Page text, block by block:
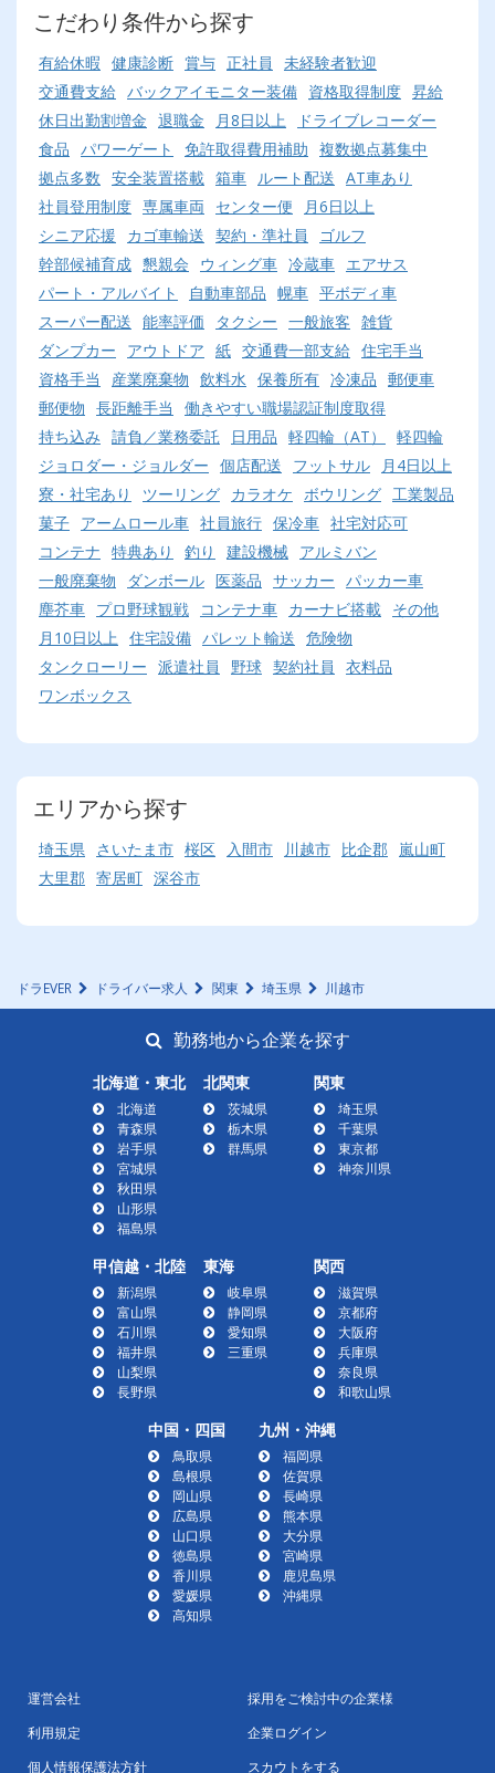
こだわり条件から探す
有給休暇 健康診断 賞与 正社員
未経験者歓迎
交通費支給 バックアイモニター装備 資格取得制度 昇給
休日出勤割増金 退職金 月8日以上
ドライブレコーダー
食品 パワーゲート 免許取得費用補助 複数拠点募集中
拠点多数 安全装置搭載 箱車 ルート配送 AT車あり
社員登用制度 専属車両 センター便
月6日以上
シニア応援
カゴ車輸送 契約・準社員
ゴルフ
幹部候補育成 懇親会 ウィング車 冷蔵車 エアサス
パート・アルバイト
自動車部品 幌車 平ボディ車
スーパー配送 能率評価 タクシー 一般旅客 雑貨
ダンプカー
アウトドア 紙 交通費一部支給 住宅手当
資格手当
産業廃棄物 飲料水 保養所有 冷凍品 郵便車
郵便物 長距離手当
働きやすい職場認証制度取得
持ち込み 請負／業務委託 日用品 軽四輪（AT）
軽四輪
ジョロダー・ジョルダー 個店配送 フットサル
月4日以上
寮・社宅あり
ツーリング カラオケ ボウリング 工業製品
菓子 アームロール車 社員旅行 保冷車 社宅対応可
コンテナ 特典あり 釣り 建設機械 アルミバン
一般廃棄物
ダンボール 医薬品 サッカー パッカー車
塵芥車 プロ野球観戦 コンテナ車 カーナビ搭載
その他
月10日以上
住宅設備 パレット輸送 危険物
タンクローリー 派遣社員 野球 契約社員
衣料品
ワンボックス
エリアから探す
埼玉県 さいたま市 桜区 入間市 川越市 比企郡 嵐山町
大里郡 寄居町 深谷市
ドラEVER ドライバー求人 関東 埼玉県 川越市
勤務地から企業を探す
北海道・東北
北海道
青森県
岩手県
宮城県
秋田県
山形県
福島県
北関東
茨城県
栃木県
群馬県
関東
埼玉県
千葉県
東京都
神奈川県
甲信越・北陸
新潟県
富山県
石川県
福井県
山梨県
長野県
東海
岐阜県
静岡県
愛知県
三重県
関西
滋賀県
京都府
大阪府
兵庫県
奈良県
和歌山県
中国・四国
鳥取県
島根県
岡山県
広島県
山口県
徳島県
香川県
愛媛県
高知県
九州・沖縄
福岡県
佐賀県
長崎県
熊本県
大分県
宮崎県
鹿児島県
沖縄県
運営会社
利用規定
個人情報保護法方針
採用をご検討中の企業様
企業ログイン
スカウトをする